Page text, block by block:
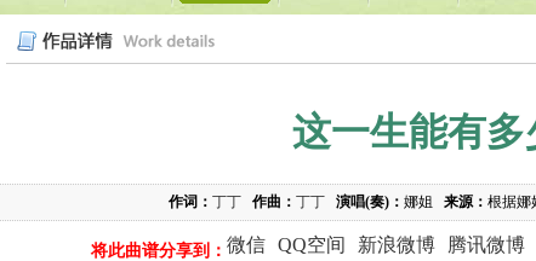
这一生能有多
作词： 丁丁 作曲： 丁丁 演唱(奏)： 娜姐 来源： 根据娜
将此曲谱分享到： 微信 QQ空间 新浪微博 腾讯微博